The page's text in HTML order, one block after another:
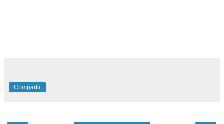
Compartir